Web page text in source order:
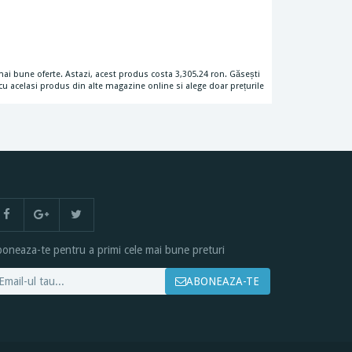
bune oferte. Astazi, acest produs costa 3,305.24 ron. Găsești
acelasi produs din alte magazine online si alege doar prețurile
te pentru a primi cele mai bune preturi
ABONEAZA-TE